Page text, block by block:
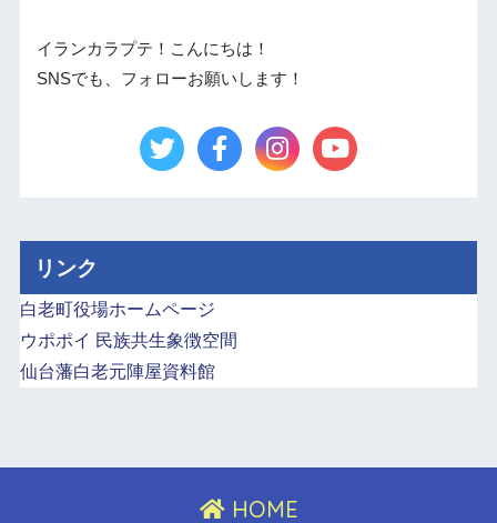
イランカラプテ！こんにちは！
SNSでも、フォローお願いします！
リンク
白老町役場ホームページ
ウポポイ 民族共生象徴空間
仙台藩白老元陣屋資料館
HOME